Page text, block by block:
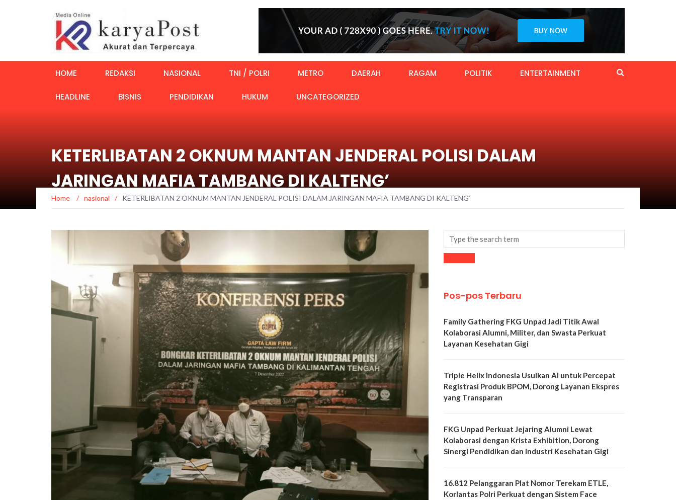
HOME REDAKSI NASIONAL TNI / POLRI METRO DAERAH RAGAM POLITIK ENTERTAINMENT
HEADLINE BISNIS PENDIDIKAN HUKUM UNCATEGORIZED
KETERLIBATAN 2 OKNUM MANTAN JENDERAL POLISI DALAM
JARINGAN MAFIA TAMBANG DI KALTENG’
Home / nasional / KETERLIBATAN 2 OKNUM MANTAN JENDERAL POLISI DALAM JARINGAN MAFIA TAMBANG DI KALTENG’
Pos-pos Terbaru
Family Gathering FKG Unpad Jadi Titik Awal
Kolaborasi Alumni, Militer, dan Swasta Perkuat
Layanan Kesehatan Gigi
Triple Helix Indonesia Usulkan AI untuk Percepat
Registrasi Produk BPOM, Dorong Layanan Ekspres
yang Transparan
FKG Unpad Perkuat Jejaring Alumni Lewat
Kolaborasi dengan Krista Exhibition, Dorong
Sinergi Pendidikan dan Industri Kesehatan Gigi
16.812 Pelanggaran Plat Nomor Terekam ETLE,
Korlantas Polri Perkuat dengan Sistem Face